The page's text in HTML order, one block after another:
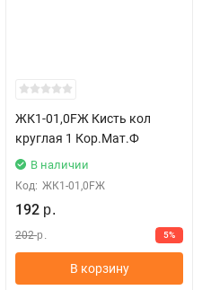
ЖК1-01,0FЖ Кисть кол
круглая 1 Кор.Мат.Ф
В наличии
Код: ЖК1-01,0FЖ
192 р.
202р. 5%
В корзину